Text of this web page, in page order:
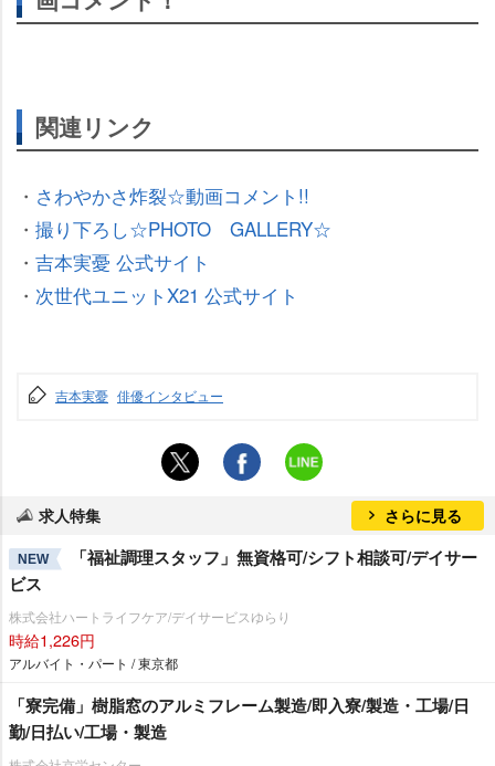
関連リンク
・ さわやかさ炸裂☆動画コメント!!
・ 撮り下ろし☆PHOTO GALLERY☆
・ 吉本実憂 公式サイト
・ 次世代ユニットX21 公式サイト
吉本実憂 俳優インタビュー
求人特集 さらに見る
NEW
「福祉調理スタッフ」無資格可/シフト相談可/デイサー
ビス
株式会社ハートライフケア/デイサービスゆらり
時給1,226円
アルバイト・パート / 東京都
「寮完備」樹脂窓のアルミフレーム製造/即入寮/製造・工場/日
勤/日払い/工場・製造